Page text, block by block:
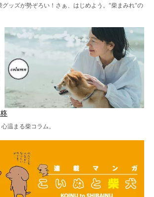
ッズが勢ぞろい！さぁ、はじめよう。“柴まみれ”の
温まる柴コラム。